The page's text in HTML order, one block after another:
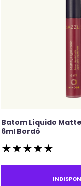
Batom Líquido
6ml Bordô
★★★★★